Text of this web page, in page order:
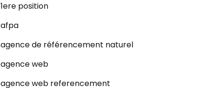
1ere position
afpa
agence de référencement naturel
agence web
agence web referencement